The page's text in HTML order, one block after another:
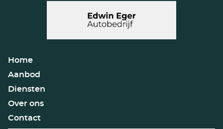
Home
Aanbod
Diensten
Over ons
Contact